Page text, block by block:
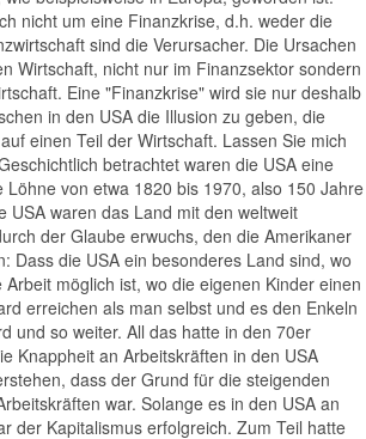
nicht um eine Finanzkrise, d.h. weder die
sind die Verursacher. Die Ursachen
Wirtschaft, nicht nur im Finanzsektor sondern
Eine "Finanzkrise" wird sie nur deshalb
in den USA die Illusion zu geben, die
einen Teil der Wirtschaft. Lassen Sie mich
betrachtet waren die USA eine
Löhne von etwa 1820 bis 1970, also 150 Jahre
USA waren das Land mit den weltweit
der Glaube erwuchs, den die Amerikaner
Dass die USA ein besonderes Land sind, wo
möglich ist, wo die eigenen Kinder einen
erreichen als man selbst und es den Enkeln
und so weiter. All das hatte in den 70er
Knappheit an Arbeitskräften in den USA
dass der Grund für die steigenden
war. Solange es in den USA an
der Kapitalismus erfolgreich. Zum Teil hatte